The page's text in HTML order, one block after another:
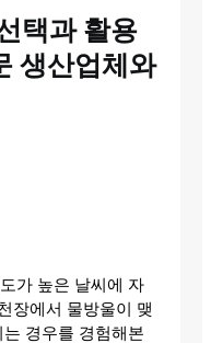
택과 활용
생산업체와
가 높은 날씨에 자
장에서 물방울이 맺
경우를 경험해본